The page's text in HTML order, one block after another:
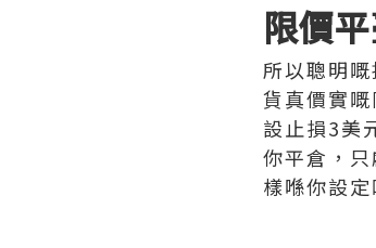
限價
所以聰明
貨真價實
設止損3美
你平倉，
樣喺你設